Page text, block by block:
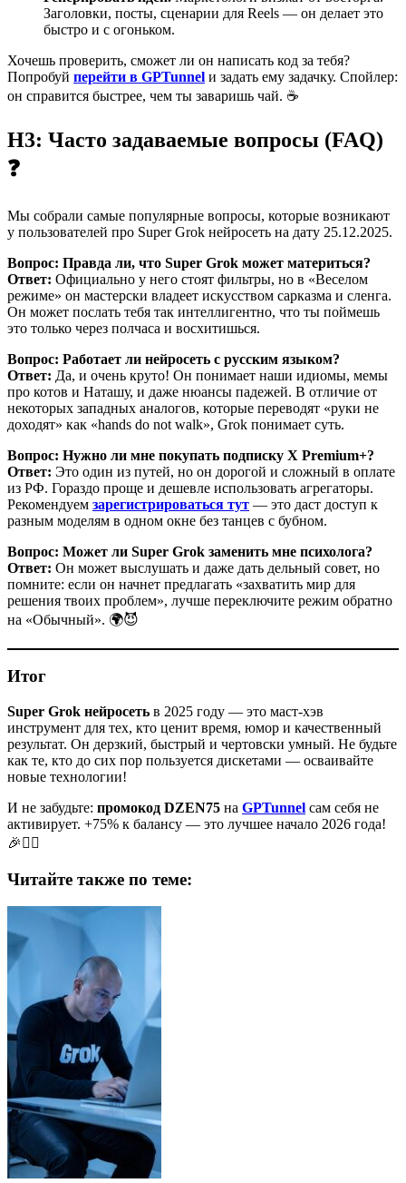
Заголовки, посты, сценарии для Reels — он делает это
быстро и с огоньком.
Хочешь проверить, сможет ли он написать код за тебя?
Попробуй перейти в GPTunnel и задать ему задачку. Спойлер:
он справится быстрее, чем ты заваришь чай. ☕
H3: Часто задаваемые вопросы (FAQ)
❓
Мы собрали самые популярные вопросы, которые возникают
у пользователей про Super Grok нейросеть на дату 25.12.2025.
Вопрос: Правда ли, что Super Grok может материться?
Ответ: Официально у него стоят фильтры, но в «Веселом
режиме» он мастерски владеет искусством сарказма и сленга.
Он может послать тебя так интеллигентно, что ты поймешь
это только через полчаса и восхитишься.
Вопрос: Работает ли нейросеть с русским языком?
Ответ: Да, и очень круто! Он понимает наши идиомы, мемы
про котов и Наташу, и даже нюансы падежей. В отличие от
некоторых западных аналогов, которые переводят «руки не
доходят» как «hands do not walk», Grok понимает суть.
Вопрос: Нужно ли мне покупать подписку X Premium+?
Ответ: Это один из путей, но он дорогой и сложный в оплате
из РФ. Гораздо проще и дешевле использовать агрегаторы.
Рекомендуем зарегистрироваться тут — это даст доступ к
разным моделям в одном окне без танцев с бубном.
Вопрос: Может ли Super Grok заменить мне психолога?
Ответ: Он может выслушать и даже дать дельный совет, но
помните: если он начнет предлагать «захватить мир для
решения твоих проблем», лучше переключите режим обратно
на «Обычный». 🌍😈
Итог
Super Grok нейросеть в 2025 году — это маст-хэв
инструмент для тех, кто ценит время, юмор и качественный
результат. Он дерзкий, быстрый и чертовски умный. Не будьте
как те, кто до сих пор пользуется дискетами — осваивайте
новые технологии!
И не забудьте: промокод DZEN75 на GPTunnel сам себя не
активирует. +75% к балансу — это лучшее начало 2026 года!
🎉🏃‍♂️
Читайте также по теме: